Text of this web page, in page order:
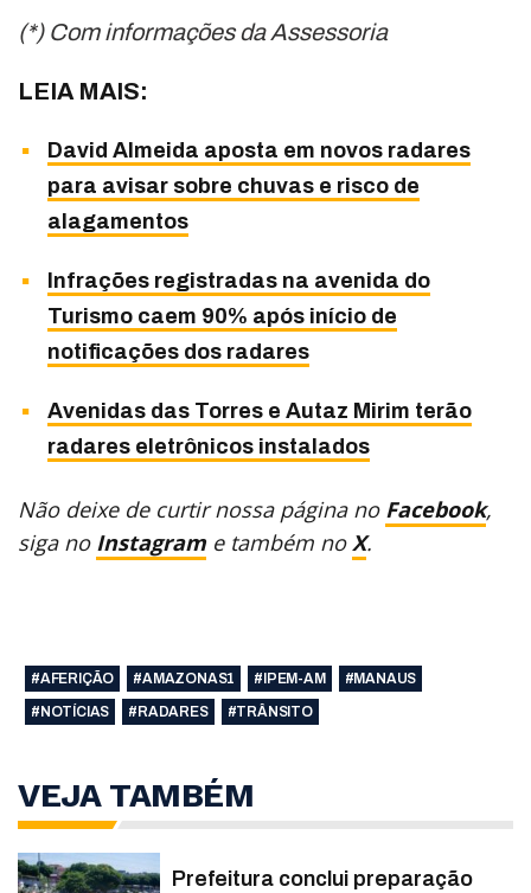
(*) Com informações da Assessoria
LEIA MAIS:
David Almeida aposta em novos radares
para avisar sobre chuvas e risco de
alagamentos
Infrações registradas na avenida do
Turismo caem 90% após início de
notificações dos radares
Avenidas das Torres e Autaz Mirim terão
radares eletrônicos instalados
Não deixe de curtir nossa página no Facebook,
siga no Instagram e também noX.
#AFERIÇÃO #AMAZONAS1 #IPEM-AM
#MANAUS
#NOTÍCIAS
#RADARES #TRÂNSITO
VEJA TAMBÉM
Prefeitura conclui preparação